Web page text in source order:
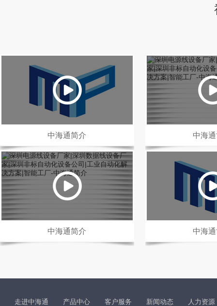
中海通简介 中海
中海通简介 中海
走进中海通
产品中心
客户服务
新闻动态
人力资源